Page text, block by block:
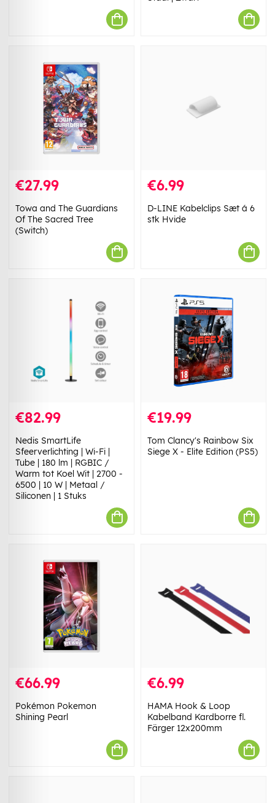
€27.99
Towa and The Guardians
Of The Sacred Tree
(Switch)
€6.99
D-LINE Kabelclips Sæt á 6
stk Hvide
€82.99
Nedis SmartLife
Sfeerverlichting | Wi-Fi |
Tube | 180 lm | RGBIC /
Warm tot Koel Wit | 2700 -
6500 | 10 W | Metaal /
Siliconen | 1 Stuks
€19.99
Tom Clancy's Rainbow Six
Siege X - Elite Edition (PS5)
€66.99
Pokémon Pokemon
Shining Pearl
€6.99
HAMA Hook & Loop
Kabelband Kardborre fl.
Färger 12x200mm